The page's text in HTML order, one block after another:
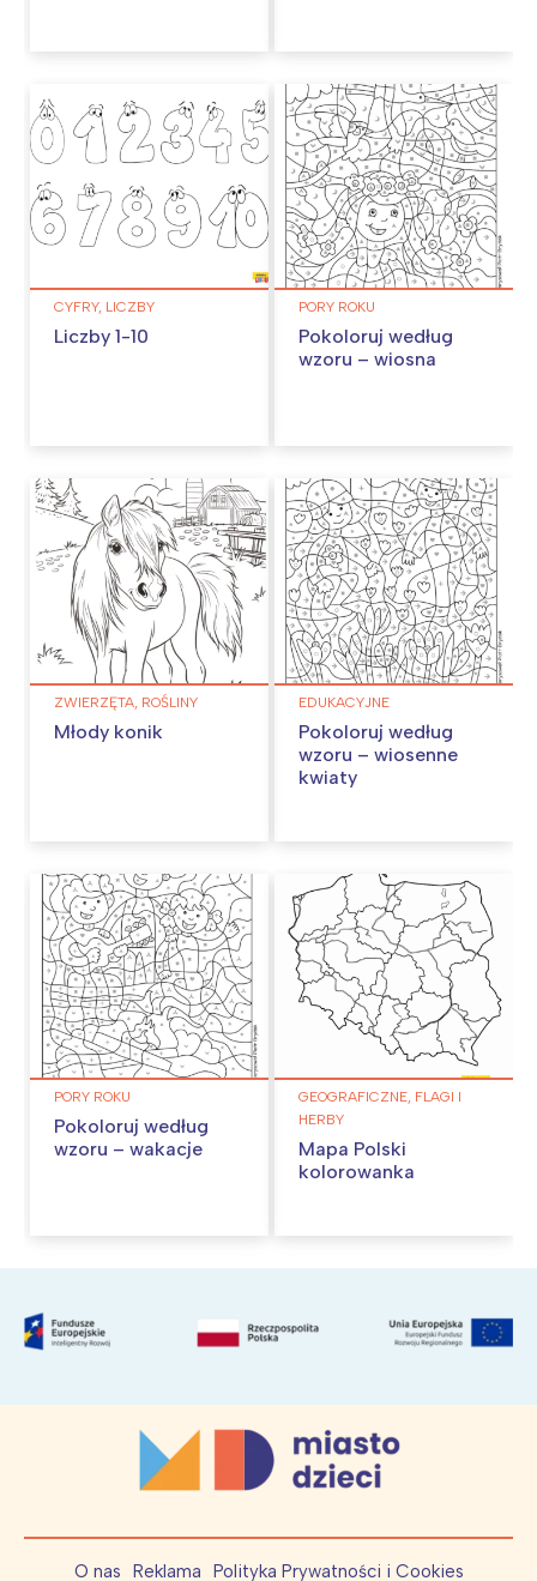
CYFRY, LICZBY
Liczby 1-10
PORY ROKU
Pokoloruj według
wzoru – wiosna
ZWIERZĘTA, ROŚLINY
Młody konik
EDUKACYJNE
Pokoloruj według
wzoru – wiosenne
kwiaty
PORY ROKU
Pokoloruj według
wzoru – wakacje
GEOGRAFICZNE, FLAGI I
HERBY
Mapa Polski
kolorowanka
O nas Reklama Polityka Prywatności i Cookies